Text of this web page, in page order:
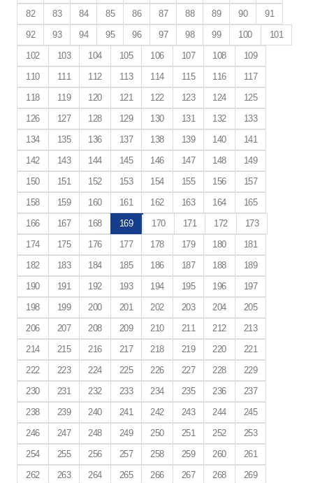
82 83 84 85 86 87 88 89 90
91
92
93 94 95 96 97 98 99 100
101
102
103 104 105 106 107 108
109
110
111 112 113 114 115 116
117
118
119 120 121 122 123 124
125
126
127 128 129 130 131 132
133
134
135 136 137 138 139 140
141
142
143 144 145 146 147 148
149
150
151 152 153 154 155 156
157
158
159 160 161 162 163 164
165
166
167 168 169 170 171 172
173
174
175 176 177 178 179 180
181
182
183 184 185 186 187 188
189
190
191 192 193 194 195 196
197
198
199 200 201 202 203 204
205
206
207 208 209 210 211 212
213
214
215 216 217 218 219 220
221
222
223 224 225 226 227 228
229
230
231 232 233 234 235 236
237
238
239 240 241 242 243 244
245
246
247 248 249 250 251 252
253
254
255 256 257 258 259 260
261
262
263 264 265 266 267 268
269